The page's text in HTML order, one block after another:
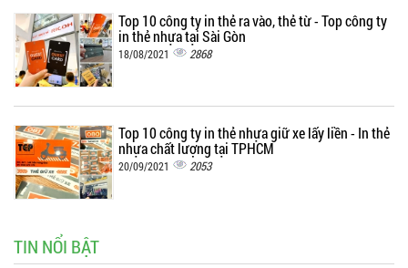
Top 10 công ty in thẻ ra vào, thẻ từ - Top công ty
in thẻ nhựa tại Sài Gòn
18/08/2021 2868
Top 10 công ty in thẻ nhựa giữ xe lấy liền - In thẻ
nhựa chất lượng tại TPHCM
20/09/2021 2053
TIN NỔI BẬT